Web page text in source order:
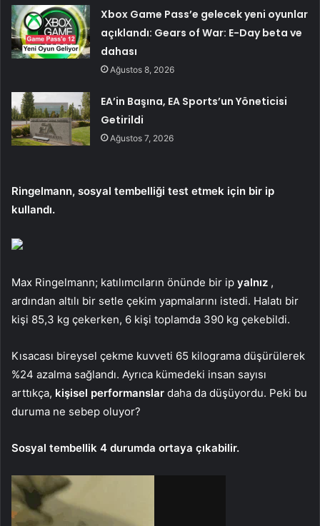
Xbox Game Pass’e gelecek yeni oyunlar
açıklandı: Gears of War: E-Day beta ve
dahası
Ağustos 8, 2026
EA’in Başına, EA Sports’un Yöneticisi
Getirildi
Ağustos 7, 2026
Ringelmann, sosyal tembelliği test etmek için bir ip
kullandı.
Max Ringelmann; katılımcıların önünde bir ip yalnız ,
ardından altılı bir setle çekim yapmalarını istedi. Halatı bir
kişi 85,3 kg çekerken, 6 kişi toplamda 390 kg çekebildi.
Kısacası bireysel çekme kuvveti 65 kilograma düşürülerek
%24 azalma sağlandı. Ayrıca kümedeki insan sayısı
arttıkça, kişisel performanslar daha da düşüyordu. Peki bu
duruma ne sebep oluyor?
Sosyal tembellik 4 durumda ortaya çıkabilir.